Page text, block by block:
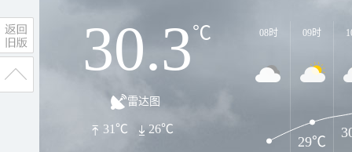
30.3℃
雷达图
31℃ 26℃
08时 09时
29℃